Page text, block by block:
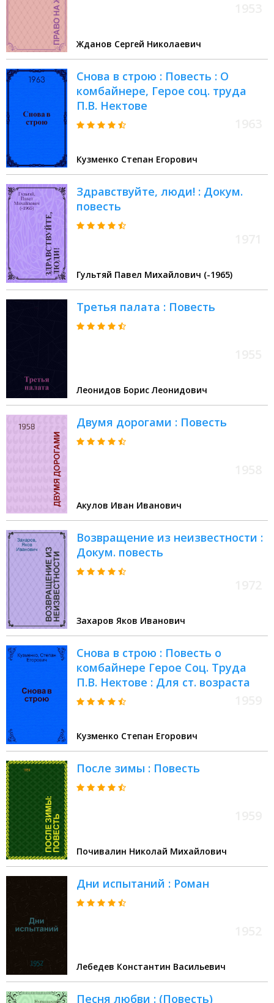
Жданов Сергей Николаевич
Снова в строю : Повесть : О
комбайнере, Герое соц. труда
П.В. Нектове
Кузменко Степан Егорович
Здравствуйте, люди! : Докум.
повесть
Гультяй Павел Михайлович (-1965)
Третья палата : Повесть
Леонидов Борис Леонидович
Двумя дорогами : Повесть
Акулов Иван Иванович
Возвращение из неизвестности :
Докум. повесть
Захаров Яков Иванович
Снова в строю : Повесть о
комбайнере Герое Соц. Труда
П.В. Нектове : Для ст. возраста
Кузменко Степан Егорович
После зимы : Повесть
Почивалин Николай Михайлович
Дни испытаний : Роман
Лебедев Константин Васильевич
Песня любви : (Повесть)